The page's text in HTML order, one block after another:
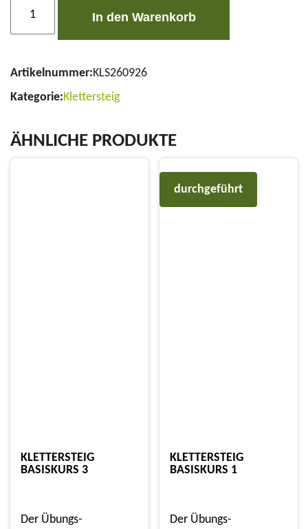
In den Warenkorb
Artikelnummer:KLS260926
Kategorie:Klettersteig
ÄHNLICHE PRODUKTE
KLETTERSTEIG
BASISKURS 3
Der Übungs-
KLETTERSTEIG
BASISKURS 1
Der Übungs-
durchgeführt